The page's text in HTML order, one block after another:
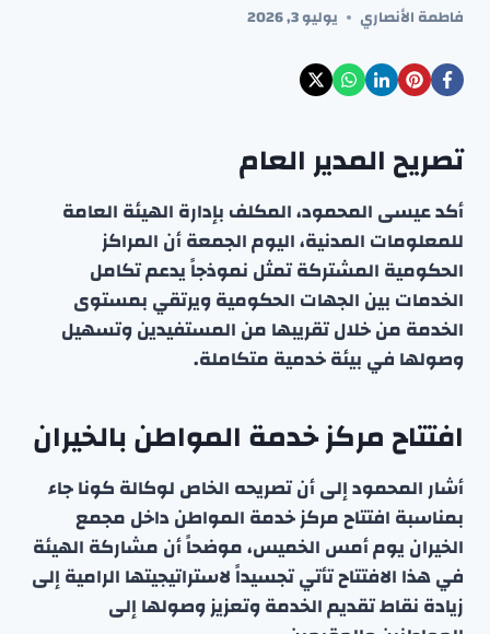
فاطمة الأنصاري يوليو 3, 2026
تصريح المدير العام
أكد عيسى المحمود، المكلف بإدارة الهيئة العامة
للمعلومات المدنية، اليوم الجمعة أن المراكز
الحكومية المشتركة تمثل نموذجاً يدعم تكامل
الخدمات بين الجهات الحكومية ويرتقي بمستوى
الخدمة من خلال تقريبها من المستفيدين وتسهيل
وصولها في بيئة خدمية متكاملة.
افتتاح مركز خدمة المواطن بالخيران
أشار المحمود إلى أن تصريحه الخاص لوكالة كونا جاء
بمناسبة افتتاح مركز خدمة المواطن داخل مجمع
الخيران يوم أمس الخميس، موضحاً أن مشاركة الهيئة
في هذا الافتتاح تأتي تجسيداً لاستراتيجيتها الرامية إلى
زيادة نقاط تقديم الخدمة وتعزيز وصولها إلى